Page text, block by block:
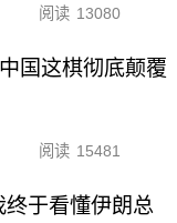
阅读 13080
国这棋彻底颠覆
阅读 15481
于看懂伊朗总